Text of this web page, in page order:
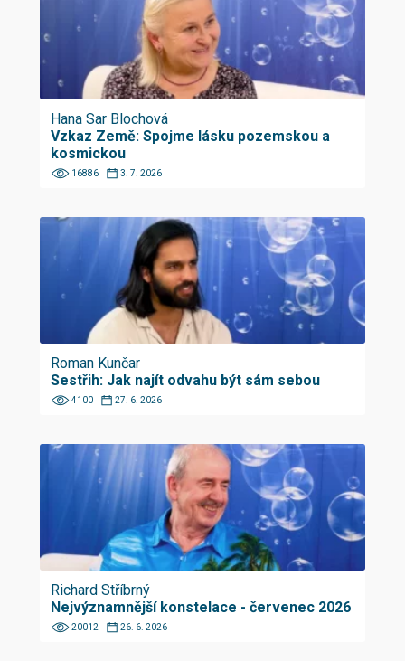
Hana Sar Blochová
Vzkaz Země: Spojme lásku pozemskou a
kosmickou
16886 3. 7. 2026
Roman Kunčar
Sestřih: Jak najít odvahu být sám sebou
4100 27. 6. 2026
Richard Stříbrný
Nejvýznamnější konstelace - červenec 2026
20012 26. 6. 2026